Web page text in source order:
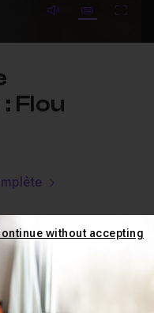
mute video
Subtitles
Flou